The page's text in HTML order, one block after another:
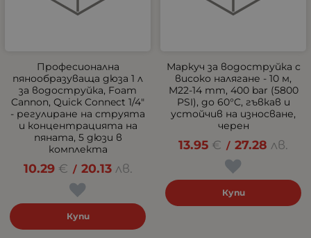
Професионална
пянообразуваща дюза 1 л
за водоструйка, Foam
Cannon, Quick Connect 1/4"
- регулиране на струята
и концентрацията на
пяната, 5 дюзи в
комплекта
10.29 € / 20.13 лв.
Купи
Маркуч за водоструйка с
високо налягане - 10 м,
M22-14 mm, 400 bar (5800
PSI), до 60°C, гъвкав и
устойчив на износване,
черен
13.95 € / 27.28 лв.
Купи